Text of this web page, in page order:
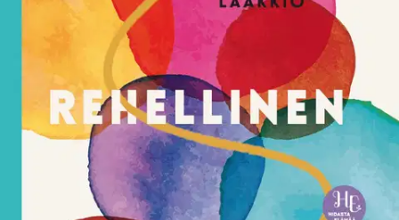
vähättelijä, joka on opetellut olemaan myötäilemättä ja
mielistelemättä. Rohkea rehellisyys on tuonut hänen elämäänsä
uudenlaista vapautta ja voimaa. Hän on kirjoittanut Sanna
Wikströmin kanssa teokset Lempeyden kirja ja Lempeästi eroon
murehtimisesta. Sanna Laakkio (s. 1978) on tehnyt yli kymmenen
vuoden ajan systemaattista syväsukellusta omaan ytimeensä. 30
vuoden kokemus työelämässä on kuljettanut ihmisläheistä ja
uteliasta eri aloilla aina ylimpiin johtotehtäviin asti. Hän on myös
kahden tytön äiti, jonka polttoaine on tavallinen arki Espoossa.
Hänen tavoitteenaan on, että jokainen löytäisi itsestään kaiken
mahdollisen potentiaalin sekä rohkeutta sen käyttöön. Tätä työtä hän
tekee jokaisessa kohtaamisessa arjessa, myös luennoilla ja
valmennuksissa.